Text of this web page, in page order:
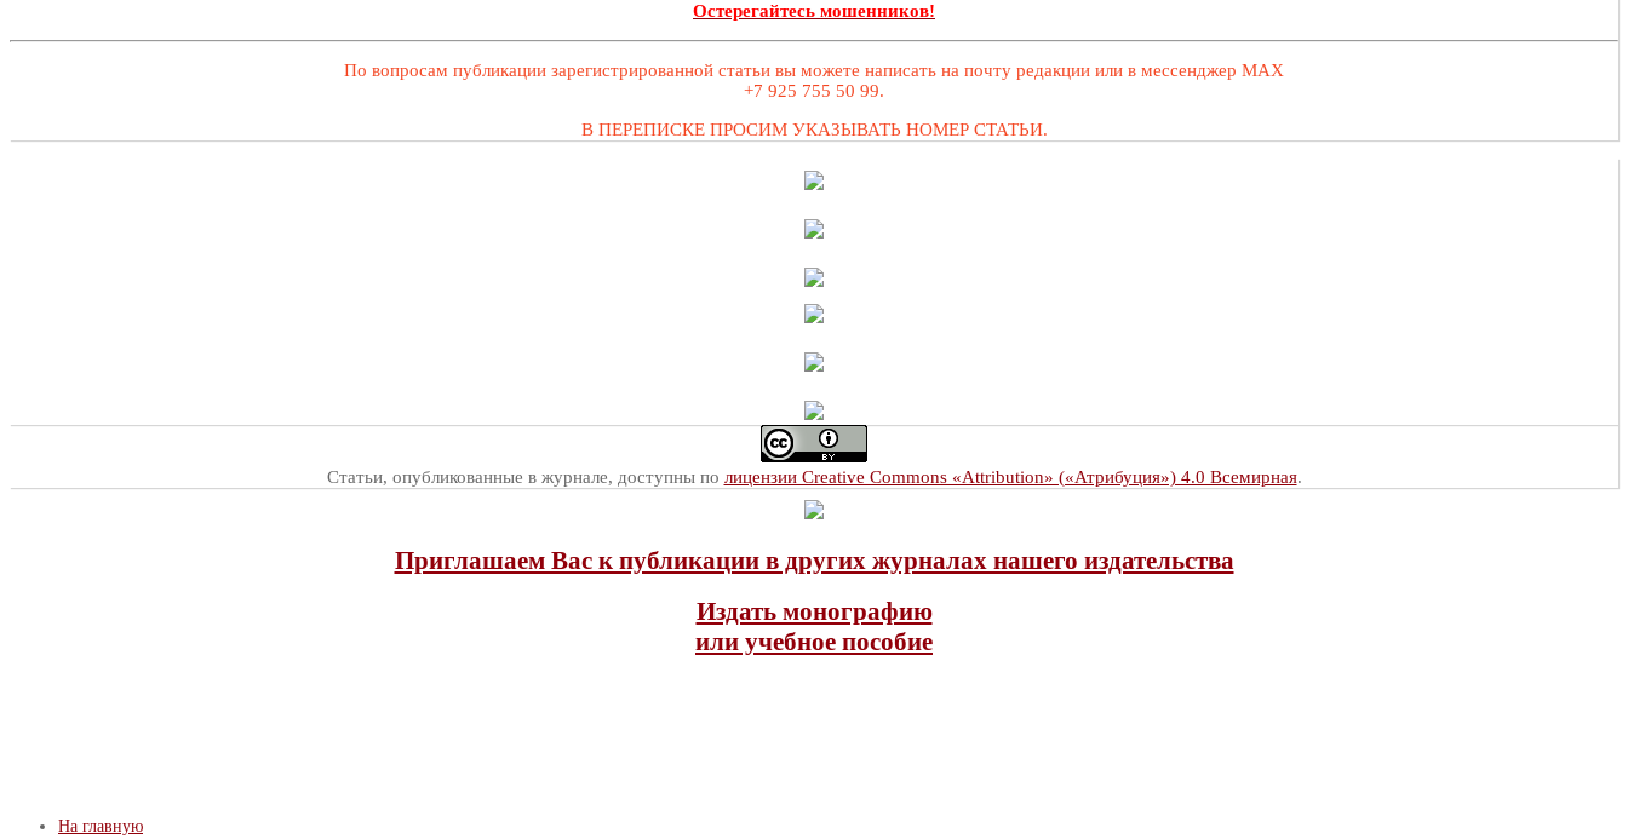
Остерегайтесь мошенников!
По вопросам публикации зарегистрированной статьи вы можете написать на почту редакции или в мессенджер MAX
+7 925 755 50 99.
В ПЕРЕПИСКЕ ПРОСИМ УКАЗЫВАТЬ НОМЕР СТАТЬИ.
Статьи, опубликованные в журнале, доступны по лицензии Creative Commons «Attribution» («Атрибуция») 4.0 Всемирная.
Приглашаем Вас к публикации в других журналах нашего издательства
Издать монографию
или учебное пособие
На главную